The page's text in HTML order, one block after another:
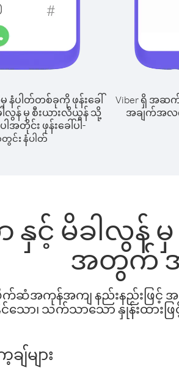
နံပါတ်တစ်ခုကို ဖုန်းခေါ်
ါလွန် မှ စီးယားလိယွန် သို့
အတိုင်း ဖုန်းခေါ်ပါ-
င်း နံပါတ်
Viber ရှိ အဆ
အချက်အလက်
နှင့် မိခါလွန်
အတွက် အ
က်ဆံအကုန်အကျ နည်းနည်းဖြင့် အ
င်သော၊ သက်သာသော နှုန်းထားဖ
များ